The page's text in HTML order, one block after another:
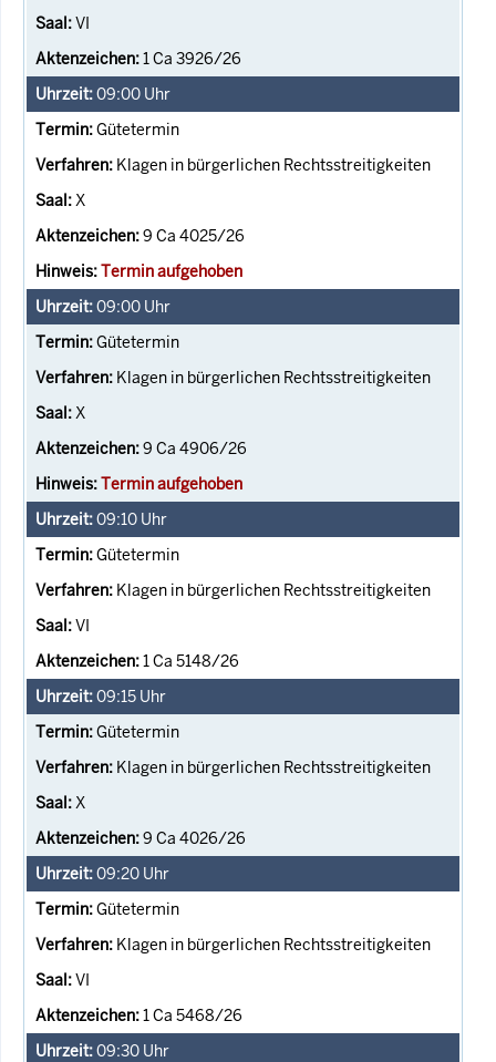
VI
1 Ca 3926/26
09:00 Uhr
Gütetermin
Klagen in bürgerlichen Rechtsstreitigkeiten
X
9 Ca 4025/26
Termin aufgehoben
09:00 Uhr
Gütetermin
Klagen in bürgerlichen Rechtsstreitigkeiten
X
9 Ca 4906/26
Termin aufgehoben
09:10 Uhr
Gütetermin
Klagen in bürgerlichen Rechtsstreitigkeiten
VI
1 Ca 5148/26
09:15 Uhr
Gütetermin
Klagen in bürgerlichen Rechtsstreitigkeiten
X
9 Ca 4026/26
09:20 Uhr
Gütetermin
Klagen in bürgerlichen Rechtsstreitigkeiten
VI
1 Ca 5468/26
09:30 Uhr